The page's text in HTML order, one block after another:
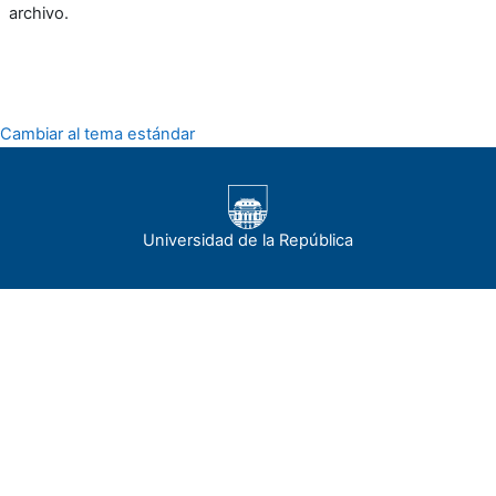
archivo.
Cambiar al tema estándar
Universidad de la República